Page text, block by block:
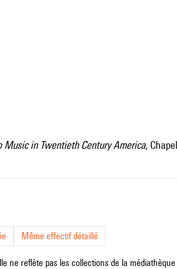
Music in Twentieth Century America,
Même effectif détaillé
ne reflète pas les collections de la